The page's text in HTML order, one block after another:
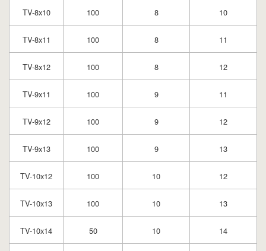
TV-8x10 100 8 10
TV-8x11 100 8 11
TV-8x12 100 8 12
TV-9x11 100 9 11
TV-9x12 100 9 12
TV-9x13 100 9 13
TV-10x12 100 10 12
TV-10x13 100 10 13
TV-10x14 50 10 14